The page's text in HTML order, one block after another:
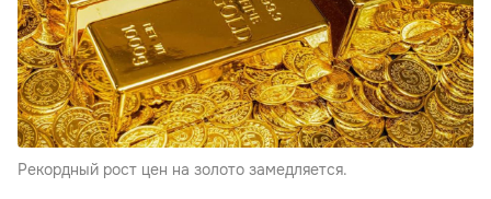
Рекордный рост цен на золото замедляется.